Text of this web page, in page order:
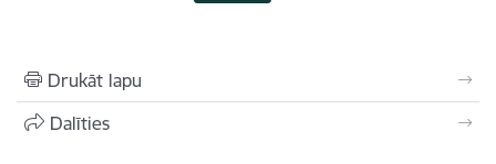
Drukāt lapu
Dalīties